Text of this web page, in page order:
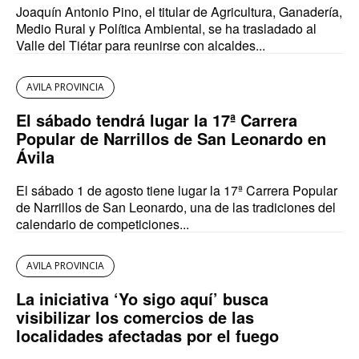
Joaquín Antonio Pino, el titular de Agricultura, Ganadería,
Medio Rural y Política Ambiental, se ha trasladado al
Valle del Tiétar para reunirse con alcaldes...
AVILA PROVINCIA
El sábado tendrá lugar la 17ª Carrera
Popular de Narrillos de San Leonardo en
Ávila
El sábado 1 de agosto tiene lugar la 17ª Carrera Popular
de Narrillos de San Leonardo, una de las tradiciones del
calendario de competiciones...
AVILA PROVINCIA
La iniciativa ‘Yo sigo aquí’ busca
visibilizar los comercios de las
localidades afectadas por el fuego